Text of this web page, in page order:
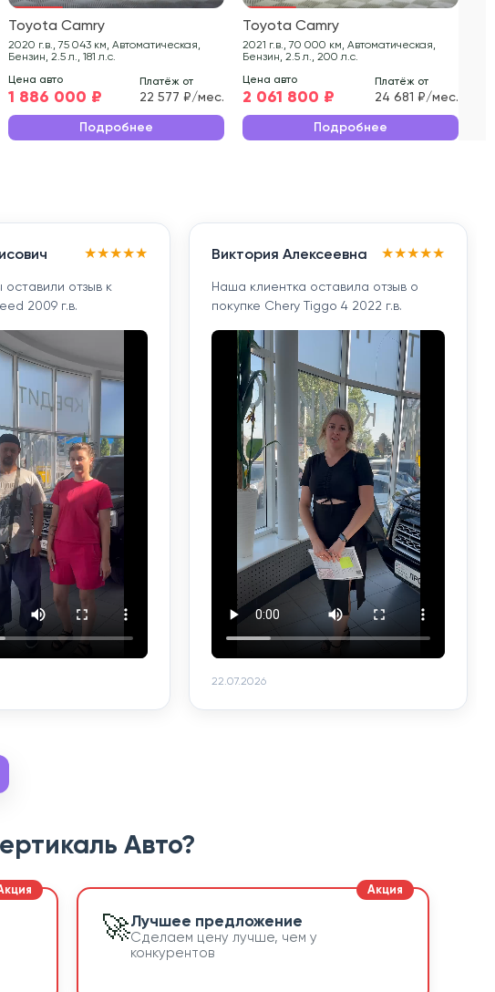
Toyota Camry
2020 г.в., 75 043 км, Автоматическая,
Бензин, 2.5 л., 181 л.с.
Цена авто
1 886 000 ₽
Платёж от
22 577 ₽/мес.
Подробнее
Toyota Camry
2021 г.в., 70 000 км, Автоматическая,
Бензин, 2.5 л., 200 л.с.
Цена авто
2 061 800 ₽
Платёж от
24 681 ₽/мес.
Подробнее
★★★★★
отзыв к
2009 г.в.
Виктория Алексеевна ★★★★★
Наша клиентка оставила отзыв о
покупке Chery Tiggo 4 2022 г.в.
22.07.2026
Авто?
🚀Лучшее предложение
Сделаем цену лучше, чем у
конкурентов